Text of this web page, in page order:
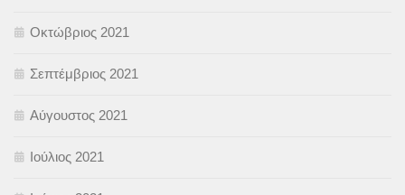
Οκτώβριος 2021
Σεπτέμβριος 2021
Αύγουστος 2021
Ιούλιος 2021